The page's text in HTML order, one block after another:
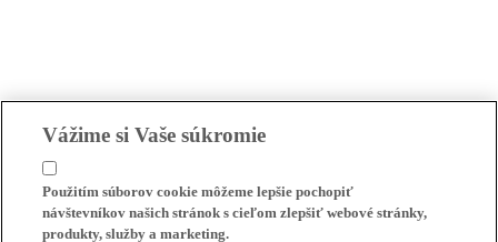
Vážime si Vaše súkromie
Použitím súborov cookie môžeme lepšie pochopiť
návštevníkov našich stránok s cieľom zlepšiť webové stránky,
produkty, služby a marketing.